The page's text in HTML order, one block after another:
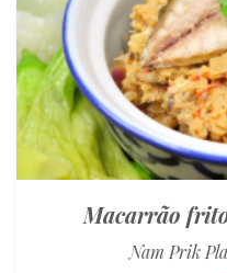
Macarrão
Nam Prik